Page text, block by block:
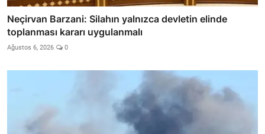
Neçirvan Barzani: Silahın yalnızca devletin elinde
toplanması kararı uygulanmalı
Ağustos 6, 2026 0